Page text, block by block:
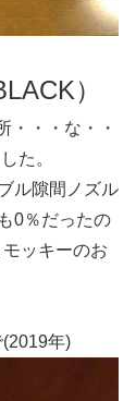
）
・・・な・・
た。
ル隙間ノズル
0％だったの
ッキーのお
年)